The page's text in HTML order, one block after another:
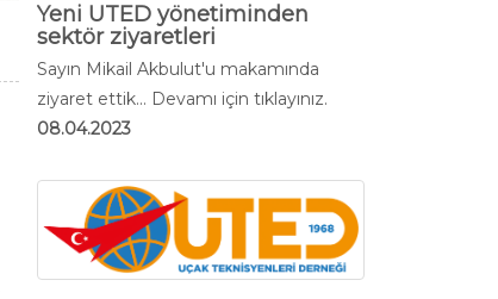
Yeni UTED yönetiminden
sektör ziyaretleri
Sayın Mikail Akbulut'u makamında
ziyaret ettik... Devamı için tıklayınız.
08.04.2023